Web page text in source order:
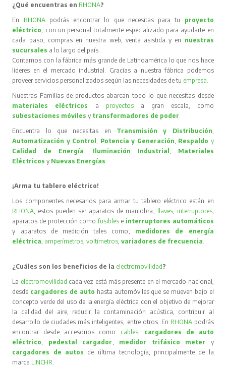
¿Qué encuentras en RHONA?
En RHONA podrás encontrar lo que necesitas para tu proyecto
eléctrico, con un personal totalmente especializado para ayudarte en
cada paso, compras en nuestra web, venta asistida y en nuestras
sucursales a lo largo del país.
Contamos con la fábrica más grande de Latinoamérica lo que nos hace
líderes en el mercado industrial. Gracias a nuestra fábrica podemos
proveer servicios personalizados según las necesidades de tu empresa.
Nuestras Familias de productos abarcan todo lo que necesitas desde
materiales eléctricos
a proyectos
a gran escala, como
subestaciones móvilesy transformadores de poder.
Encuentra lo que necesitas en Transmisión y Distribución,
Automatización y Control, Potencia y Generación, Respaldo y
Calidad de Energía, Iluminación Industrial , Materiales
Eléctricos y Nuevas Energías.
¡Arma tu tablero eléctrico!
Los componentes necesarios para armar tu tablero eléctrico están en
RHONA, estos pueden ser aparatos de maniobra; llaves, interruptores,
aparatos de protección comofusibles e interruptores automáticos
y aparatos de medición tales como; medidores de energía
eléctrica, amperímetros,voltímetros,variadores de frecuencia.
¿Cuáles son los beneficios de la electromovilidad ?
La electromovilidad cada vez está más presente en el mercado nacional,
desde cargadores de auto hasta automóviles que se mueven bajo el
concepto verde del uso de la energía eléctrica con el objetivo de mejorar
la calidad del aire, reducir la contaminación acústica, contribuir al
desarrollo de ciudades más inteligentes, entre otros. En RHONA podrás
encontrar desde accesorios como cables, cargadores de auto
eléctrico, pedestal cargador, medidor trifásico meter
y
cargadores de autos de última tecnología, principalmente de la
marca LINCHR.